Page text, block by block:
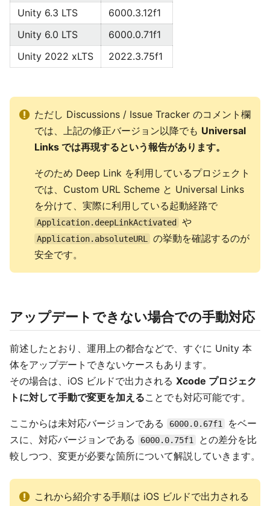
Unity 6.3 LTS
6000.3.12f1
Unity 6.0 LTS
6000.0.71f1
Unity 2022 xLTS
2022.3.75f1
ただし Discussions / Issue Tracker のコメント欄
では、上記の修正バージョン以降でも Universal
Links では再現するという報告があります。
そのため Deep Link を利用しているプロジェクト
では、Custom URL Scheme と Universal Links
を分けて、実際に利用している起動経路で
Application.deepLinkActivated や
Application.absoluteURL
の挙動を確認するのが
安全です。
アップデートできない場合での手動対応
前述したとおり、運用上の都合などで、すぐに Unity 本
体をアップデートできないケースもあります。
その場合は、iOS ビルドで出力される Xcode プロジェク
トに対して手動で変更を加えることでも対応可能です。
ここからは未対応バージョンである 6000.0.67f1
をベー
スに、対応バージョンである
6000.0.75f1
との差分を比
較しつつ、変更が必要な箇所について解説していきます。
これから紹介する手順は iOS ビルドで出力される